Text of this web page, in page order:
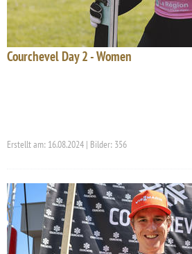
Courchevel Day 2 - Women
Erstellt am: 16.08.2024 | Bilder: 356